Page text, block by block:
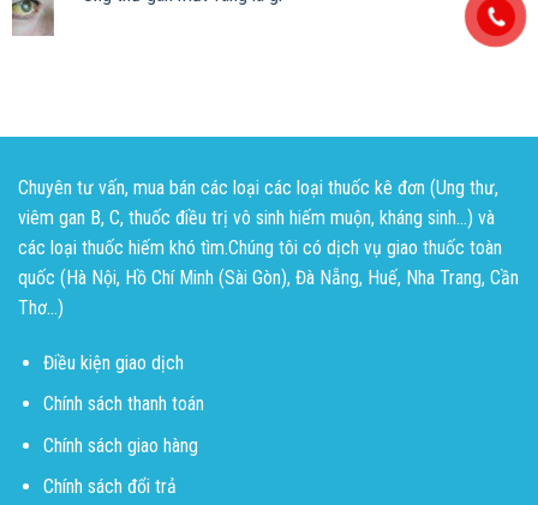
Chuyên tư vấn, mua bán các loại các loại thuốc kê đơn (Ung thư,
viêm gan B, C, thuốc điều trị vô sinh hiếm muộn, kháng sinh...) và
các loại thuốc hiếm khó tìm.Chúng tôi có dịch vụ giao thuốc toàn
quốc (Hà Nội, Hồ Chí Minh (Sài Gòn), Đà Nẵng, Huế, Nha Trang, Cần
Thơ...)
Điều kiện giao dịch
Chính sách thanh toán
Chính sách giao hàng
Chính sách đổi trả